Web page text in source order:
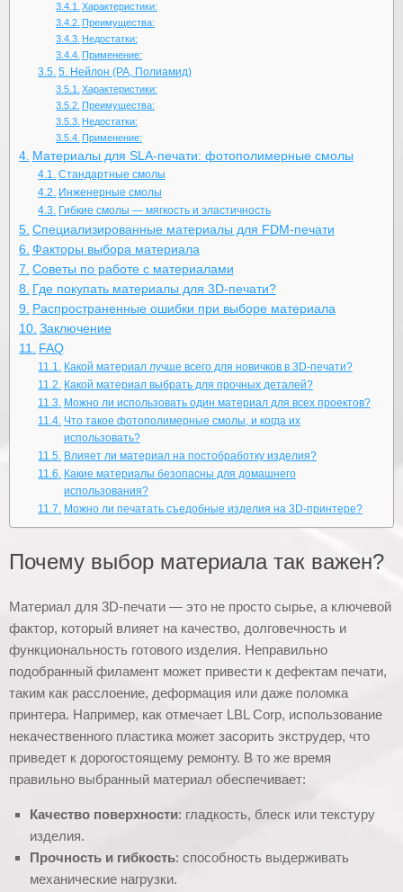
Характеристики:
Преимущества:
Недостатки:
Применение:
5. Нейлон (PA, Полиамид)
Характеристики:
Преимущества:
Недостатки:
Применение:
Материалы для SLA-печати: фотополимерные смолы
Стандартные смолы
Инженерные смолы
Гибкие смолы — мягкость и эластичность
Специализированные материалы для FDM-печати
Факторы выбора материала
Советы по работе с материалами
Где покупать материалы для 3D-печати?
Распространенные ошибки при выборе материала
Заключение
FAQ
Какой материал лучше всего для новичков в 3D-печати?
Какой материал выбрать для прочных деталей?
Можно ли использовать один материал для всех проектов?
Что такое фотополимерные смолы, и когда их
использовать?
Влияет ли материал на постобработку изделия?
Какие материалы безопасны для домашнего
использования?
Можно ли печатать съедобные изделия на 3D-принтере?
Почему выбор материала так важен?
Материал для 3D-печати — это не просто сырье, а ключевой
фактор, который влияет на качество, долговечность и
функциональность готового изделия. Неправильно
подобранный филамент может привести к дефектам печати,
таким как расслоение, деформация или даже поломка
принтера. Например, как отмечает LBL Corp, использование
некачественного пластика может засорить экструдер, что
приведет к дорогостоящему ремонту. В то же время
правильно выбранный материал обеспечивает:
Качество поверхности: гладкость, блеск или текстуру
изделия.
Прочность и гибкость: способность выдерживать
механические нагрузки.